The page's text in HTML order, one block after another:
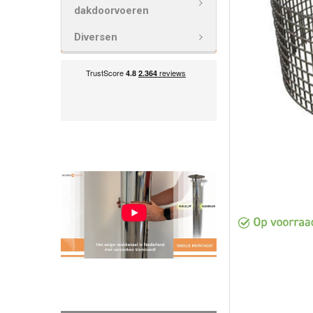
dakdoorvoeren
Diversen
VOEG
TOE AAN